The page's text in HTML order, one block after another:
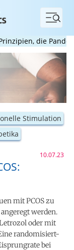
Menü
die Pandemien
Stimulation
10.07.23
mit PCOS zu
werden.
oder mit
randomisiert-
bei